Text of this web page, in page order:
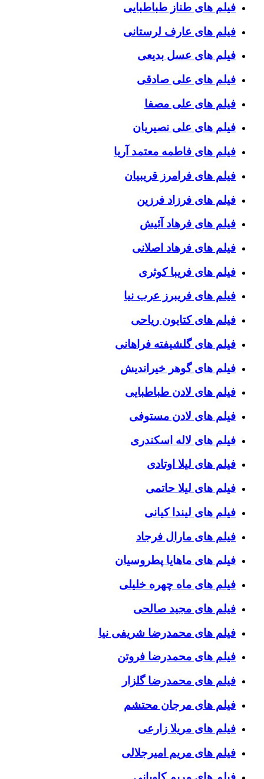
فیلم های طناز طباطبایی
فیلم های عارف لرستانی
فیلم های عسل بدیعی
فیلم های علی صادقی
فیلم های علی مصفا
فیلم های علی نصیریان
فیلم های فاطمه معتمد آریا
فیلم های فرامرز قریبیان
فیلم های فرزاد فرزین
فیلم های فرهاد آئیش
فیلم های فرهاد اصلانی
فیلم های فریبا کوثری
فیلم های فریبرز عرب نیا
فیلم های کتایون ریاحی
فیلم های گلشیفته فراهانی
فیلم های گوهر خیراندیش
فیلم های لادن طباطبایی
فیلم های لادن مستوفی
فیلم های لاله اسکندری
فیلم های لیلا اوتادی
فیلم های لیلا حاتمی
فیلم های لیندا کیانی
فیلم های مارال فرجاد
فیلم های ماهایا پطروسیان
فیلم های ماه چهره خلیلی
فیلم های مجید صالحی
فیلم های محمدرضا شریفی نیا
فیلم های محمدرضا فروتن
فیلم های محمدرضا گلزار
فیلم های مرجان محتشم
فیلم های مریلا زارعی
فیلم های مریم امیرجلالی